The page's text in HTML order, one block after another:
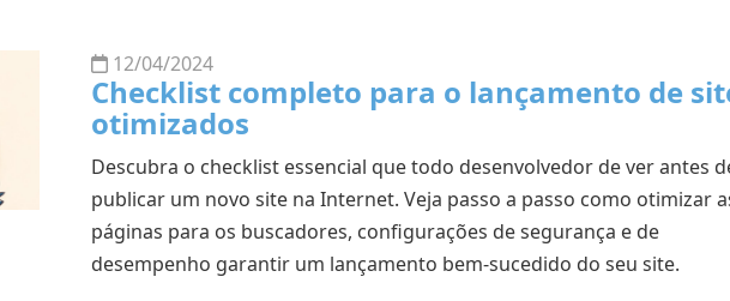
12/04/2024
Checklist completo para o lançamento de
otimizados
Descubra o checklist essencial que todo desenvolvedor de ver antes
publicar um novo site na Internet. Veja passo a passo como otimizar
páginas para os buscadores, configurações de segurança e de
desempenho garantir um lançamento bem-sucedido do seu site.